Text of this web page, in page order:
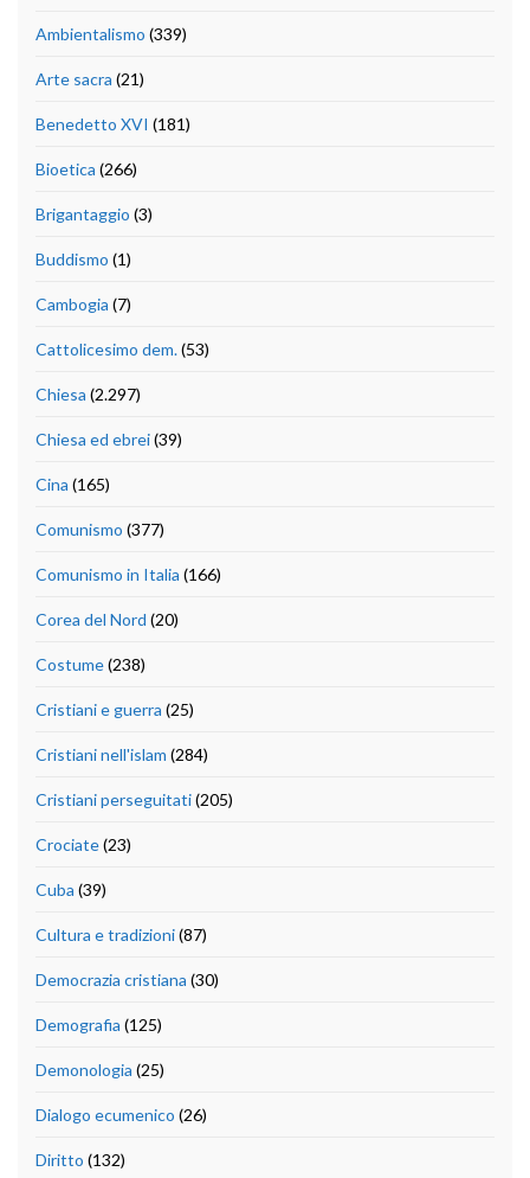
Ambientalismo (339)
Arte sacra (21)
Benedetto XVI (181)
Bioetica (266)
Brigantaggio (3)
Buddismo (1)
Cambogia (7)
Cattolicesimo dem.(53)
Chiesa (2.297)
Chiesa ed ebrei(39)
Cina (165)
Comunismo (377)
Comunismo in Italia (166)
Corea del Nord (20)
Costume(238)
Cristiani e guerra (25)
Cristiani nell'islam (284)
Cristiani perseguitati(205)
Crociate(23)
Cuba (39)
Cultura e tradizioni(87)
Democrazia cristiana (30)
Demografia (125)
Demonologia (25)
Dialogo ecumenico (26)
Diritto (132)